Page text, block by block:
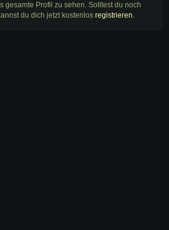
gesamte Profil zu sehen. Solltest du noch
du dich jetzt kostenlos registrieren.